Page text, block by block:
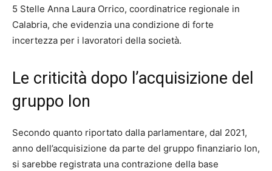
5 Stelle Anna Laura Orrico, coordinatrice regionale in
Calabria, che evidenzia una condizione di forte
incertezza per i lavoratori della società.
Le criticità dopo l’acquisizione del
gruppo Ion
Secondo quanto riportato dalla parlamentare, dal 2021,
anno dell’acquisizione da parte del gruppo finanziario Ion,
si sarebbe registrata una contrazione della base